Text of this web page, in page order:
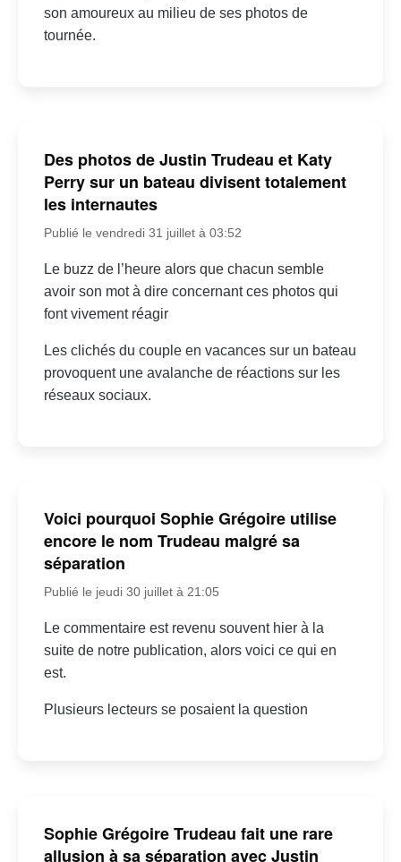
son amoureux au milieu de ses photos de
tournée.
Des photos de Justin Trudeau et Katy
Perry sur un bateau divisent totalement
les internautes
Publié le vendredi 31 juillet à 03:52
Le buzz de l’heure alors que chacun semble
avoir son mot à dire concernant ces photos qui
font vivement réagir
Les clichés du couple en vacances sur un bateau
provoquent une avalanche de réactions sur les
réseaux sociaux.
Voici pourquoi Sophie Grégoire utilise
encore le nom Trudeau malgré sa
séparation
Publié le jeudi 30 juillet à 21:05
Le commentaire est revenu souvent hier à la
suite de notre publication, alors voici ce qui en
est.
Plusieurs lecteurs se posaient la question
Sophie Grégoire Trudeau fait une rare
allusion à sa séparation avec Justin